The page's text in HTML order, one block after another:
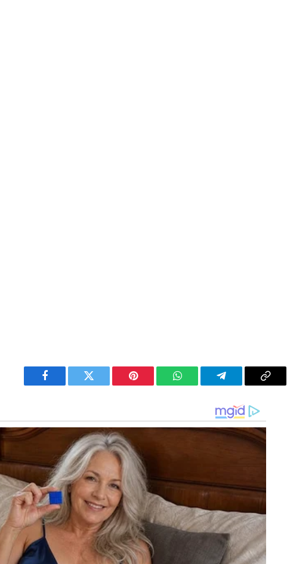
Facebook Twitter Pinterest WhatsAppTelegram Copy